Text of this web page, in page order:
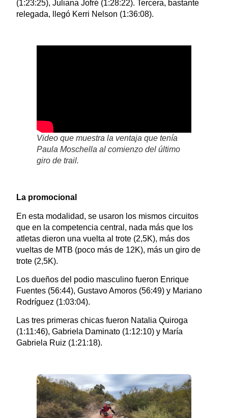
(1:23:25), Juliana Jofré (1:28:22). Tercera, bastante
relegada, llegó Kerri Nelson (1:36:08).
Video que muestra la ventaja que tenía
Paula Moschella al comienzo del último
giro de trail.
La promocional
En esta modalidad, se usaron los mismos circuitos
que en la competencia central, nada más que los
atletas dieron una vuelta al trote (2,5K), más dos
vueltas de MTB (poco más de 12K), más un giro de
trote (2,5K).
Los dueños del podio masculino fueron Enrique
Fuentes (56:44), Gustavo Amoros (56:49) y Mariano
Rodríguez (1:03:04).
Las tres primeras chicas fueron Natalia Quiroga
(1:11:46), Gabriela Daminato (1:12:10) y María
Gabriela Ruiz (1:21:18).